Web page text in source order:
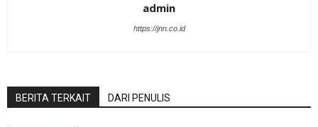
admin
https://jnn.co.id
BERITA TERKAIT DARI PENULIS